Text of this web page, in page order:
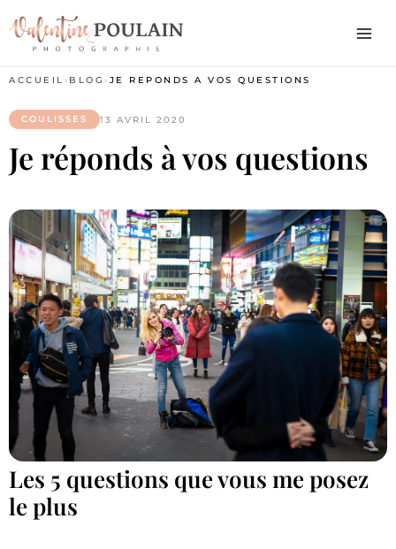
ACCUEIL › BLOG › JE RÉPONDS À VOS QUESTIONS
COULISSES 13 AVRIL 2020
Je réponds à vos questions
Les 5 questions que vous me posez
le plus